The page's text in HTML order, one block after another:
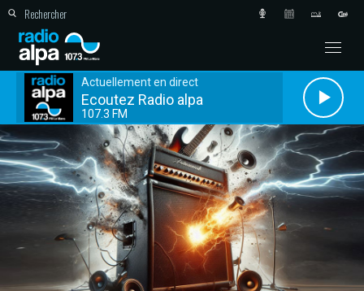
Actuellement en direct
Ecoutez Radio alpa
107.3 FM